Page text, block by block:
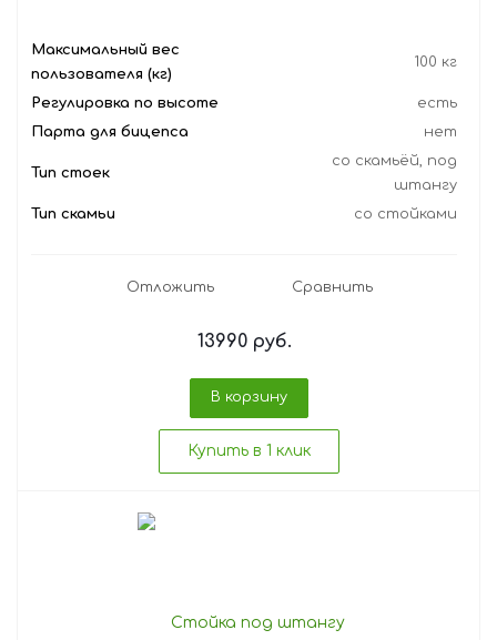
Максимальный вес
пользователя (кг)
100 кг
Регулировка по высоте
есть
Парта для бицепса
нет
Тип стоек
со скамьёй, под
штангу
Тип скамьи
со стойками
Отложить Сравнить
13990 руб.
В корзину
Купить в 1 клик